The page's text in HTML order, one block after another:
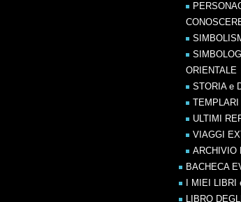
ORIENTALE
STORIA e
ULTIMI
VIAGGI
ARCHIVIO
BACHECA
I MIEI
LIBRO